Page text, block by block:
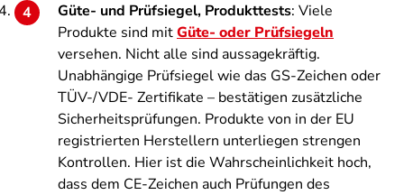
Güte- und Prüfsiegel, Produkttests: Viele
Produkte sind mitGüte- oder Prüfsiegeln
versehen. Nicht alle sind aussagekräftig.
Unabhängige Prüfsiegel wie das GS-Zeichen oder
TÜV-/VDE- Zertifikate – bestätigen zusätzliche
Sicherheitsprüfungen. Produkte von in der EU
registrierten Herstellern unterliegen strengen
Kontrollen. Hier ist die Wahrscheinlichkeit hoch,
dass dem CE-Zeichen auch Prüfungen des